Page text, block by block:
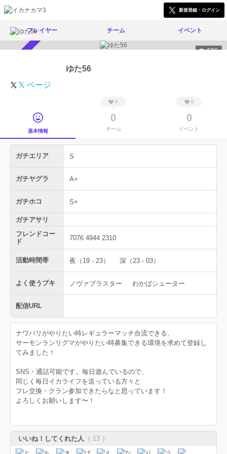
新規登録・ログイン
プレイヤー チーム イベント
596
ゆた56
𝕏 ページ
基本情報
0
0
チーム
0
0
イベント
ガチエリア S
ガチヤグラ A+
ガチホコ S+
ガチアサリ
フレンドコー
ド
7076 4944 2310
活動時間帯 夜（19 - 23） 深（23 - 03）
よく使うブキ ノヴァブラスター わかばシューター
配信URL
ナワバリがやりたい時レギュラーマッチ合流できる、
サーモンランリグマがやりたい時募集できる環境を求めて登録し
てみました！
SNS・通話可能です。毎日遊んでいるので、
同じく毎日イカライフを送っている方々と
フレ交換・クラン参加できたらなと思っています！
よろしくお願いします〜！
いいね！してくれた人 （ 13 ）